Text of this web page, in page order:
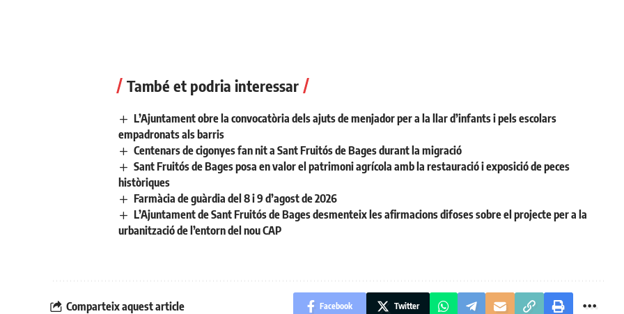
També et podria interessar
L’Ajuntament obre la convocatòria dels ajuts de menjador per a la llar d’infants i pels escolars
empadronats als barris
Centenars de cigonyes fan nit a Sant Fruitós de Bages durant la migració
Sant Fruitós de Bages posa en valor el patrimoni agrícola amb la restauració i exposició de peces
històriques
Farmàcia de guàrdia del 8 i 9 d’agost de 2026
L’Ajuntament de Sant Fruitós de Bages desmenteix les afirmacions difoses sobre el projecte per a la
urbanització de l’entorn del nou CAP
Comparteix aquest article Facebook Twitter